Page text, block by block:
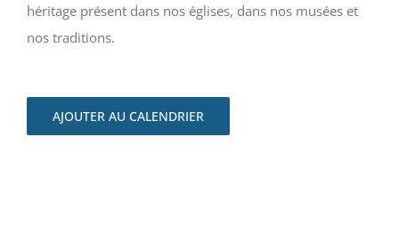
héritage présent dans nos églises, dans nos musées et
nos traditions.
AJOUTER AU CALENDRIER